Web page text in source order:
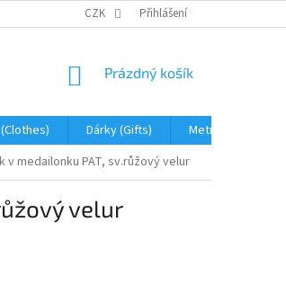
JAK NA REKLAMACI A VRÁCENÍ ZBOŽÍ
CZK Přihlášení
NÁKUPNÍ
Prázdný košík
Dárky (Gifts)
Metráž (fabric)
v medailonku PAT, sv.růžový velur
velur